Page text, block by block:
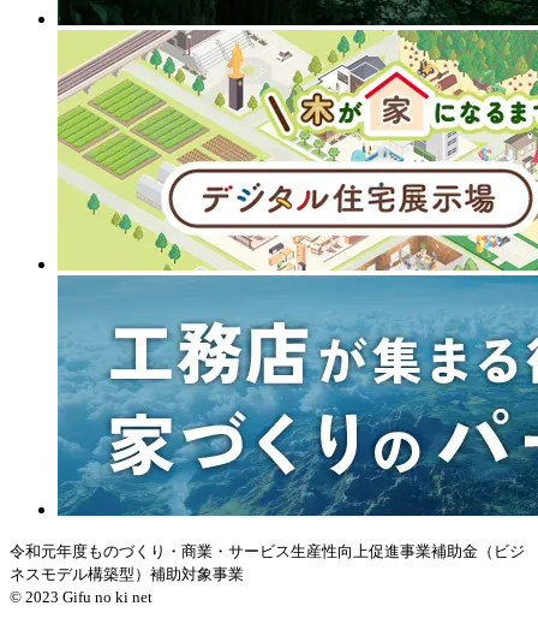
令和元年度ものづくり・商業・サービス生産性向上促進事業補助金（ビジ
ネスモデル構築型）補助対象事業
© 2023 Gifu no ki net